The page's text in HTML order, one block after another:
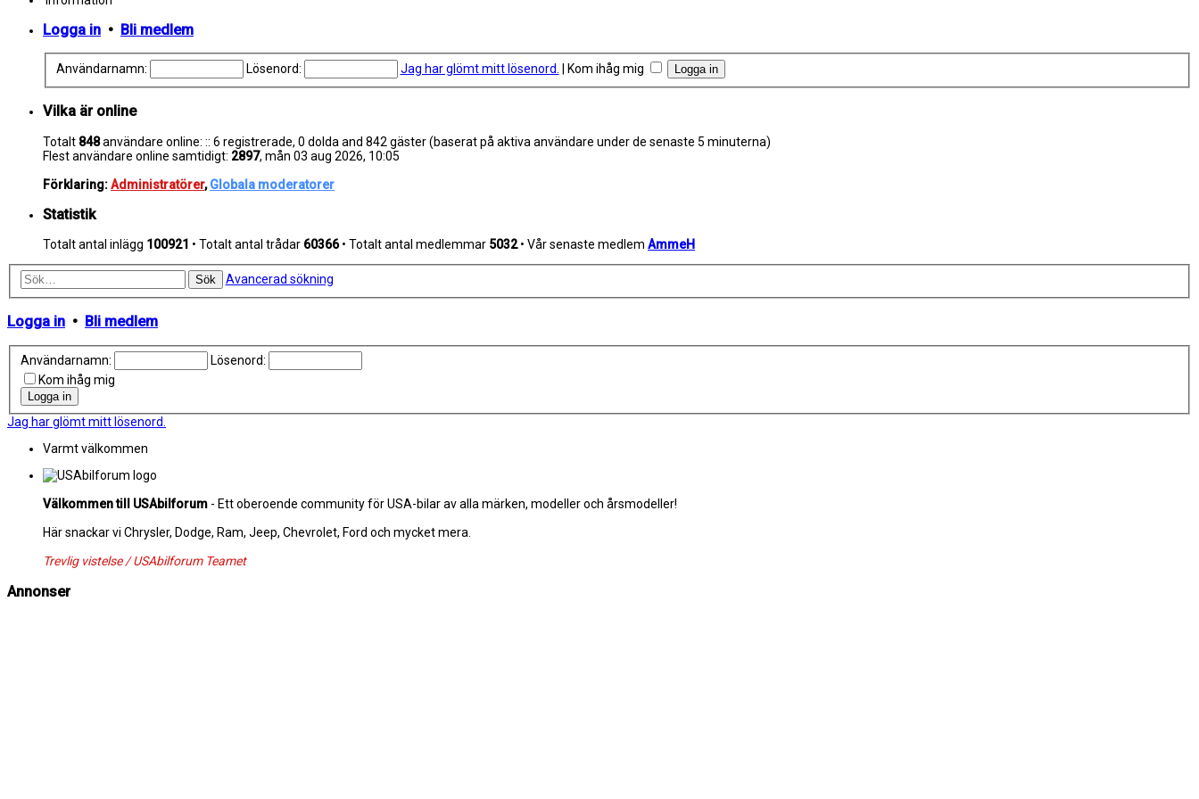
Logga in • Bli medlem
Användarnamn: Lösenord: Jag har glömt mitt lösenord. Kom ihåg mig
Vilka är online
Totalt 848användare online: :: 6 registrerade, 0 dolda and 842 gäster (baserat på aktiva användare under de senaste 5 minuterna)
Flest användare online samtidigt: 2897, mån 03 aug 2026, 10:05
Förklaring:Administratörer,Globala moderatorer
Statistik
Totalt antal inlägg 100921 • Totalt antal trådar 60366• Totalt antal medlemmar 5032• Vår senaste medlem AmmeH
Sök Avancerad sökning
Logga in • Bli medlem
Användarnamn:
Lösenord:
Kom ihåg mig
Jag har glömt mitt lösenord.
Varmt välkommen
Välkommen till USAbilforum - Ett oberoende community för USA-bilar av alla märken, modeller och årsmodeller!
Här snackar vi Chrysler, Dodge, Ram, Jeep, Chevrolet, Ford och mycket mera.
Trevlig vistelse / USAbilforum Teamet
Annonser